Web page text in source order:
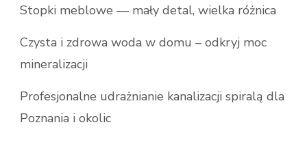
Stopki meblowe — mały detal, wielka różnica
Czysta i zdrowa woda w domu – odkryj moc
mineralizacji
Profesjonalne udrażnianie kanalizacji spiralą dla
Poznania i okolic